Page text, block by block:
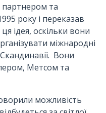
партнером та
року і переказав
ідея, оскільки вони
міжнародні
Вони
Метсом та
можливість